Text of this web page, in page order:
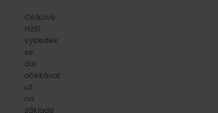
Celkově
nižší
výsledek
se
dal
očekávat
už
na
základě